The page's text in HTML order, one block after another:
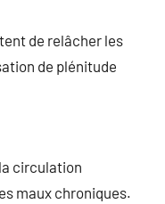
de relâcher les
de plénitude
circulation
maux chroniques.